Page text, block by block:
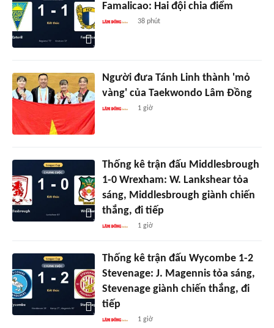
Famalicao: Hai đội chia điểm
38 phút
Người đưa Tánh Linh thành 'mỏ
vàng' của Taekwondo Lâm Đồng
1 giờ
Thống kê trận đấu Middlesbrough
1-0 Wrexham: W. Lankshear tỏa
sáng, Middlesbrough giành chiến
thắng, đi tiếp
1 giờ
Thống kê trận đấu Wycombe 1-2
Stevenage: J. Magennis tỏa sáng,
Stevenage giành chiến thắng, đi
tiếp
1 giờ